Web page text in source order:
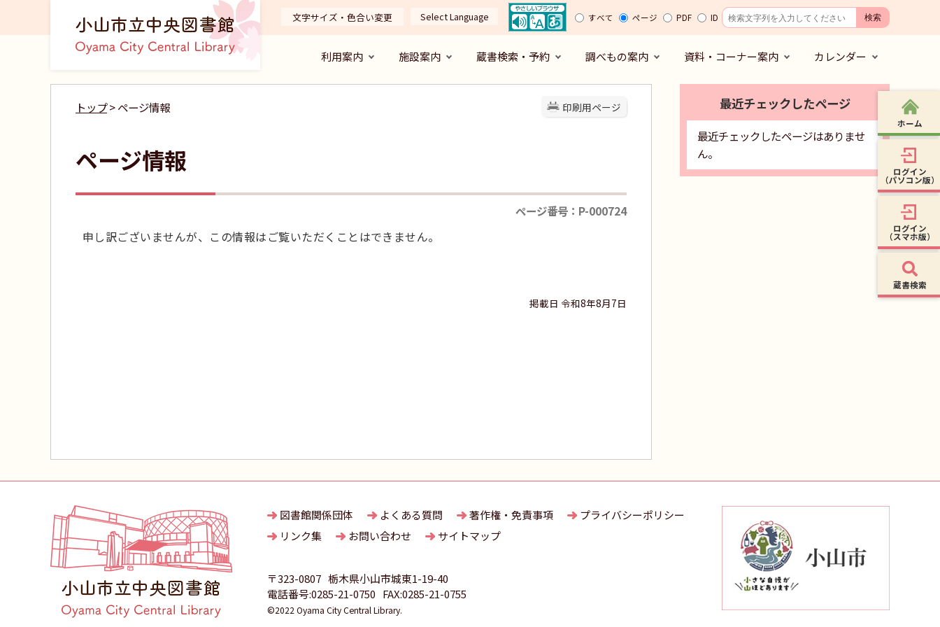
文字サイズ・色合い変更 Select Language すべて ページ PDF ID
利用案内 施設案内 蔵書検索・予約 調べもの案内 資料・コーナー案内 カレンダー
印刷用ページ
トップ> ページ情報
ページ情報
ページ番号：P-000724
申し訳ございませんが、この情報はご覧いただくことはできません。
掲載日 令和8年8月7日
最近チェックしたページ
最近チェックしたページはありませ
ん。
図書館関係団体 よくある質問 著作権・免責事項
プライバシーポリシー
リンク集
お問い合わせ サイトマップ
〒323-0807 栃木県小山市城東1-19-40
電話番号:0285-21-0750 FAX:0285-21-0755
©2022 Oyama City Central Library.
ホーム
ログイン
（パソコン版）
ログイン
（スマホ版）
蔵書検索